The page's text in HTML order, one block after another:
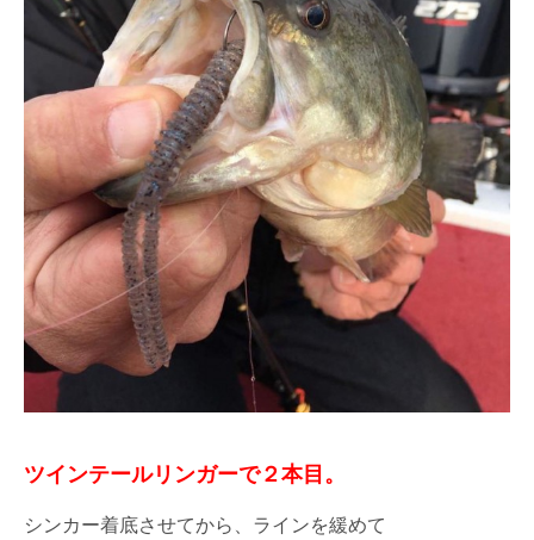
ツインテールリンガーで２本目。
シンカー着底させてから、ラインを緩めて